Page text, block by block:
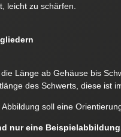
leicht zu schärfen.
Länge ab Gehäuse bis
des Schwerts, diese ist
soll eine
nur eine